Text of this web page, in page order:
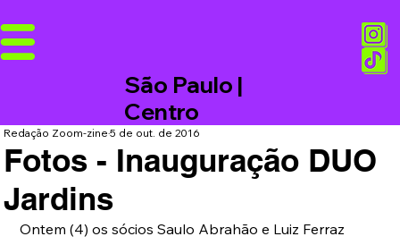
São Paulo |
Centro
Fotos - Inauguração DUO
Jardins
Redação Zoom-zine5 de out. de 2016
Ontem (4) os sócios Saulo Abrahão e Luiz Ferraz